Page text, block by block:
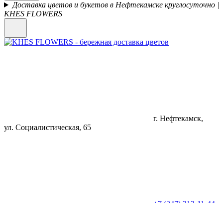
Доставка цветов и букетов в Нефтекамске круглосуточно |
KHES FLOWERS
г. Нефтекамск,
ул. Социалистическая, 65